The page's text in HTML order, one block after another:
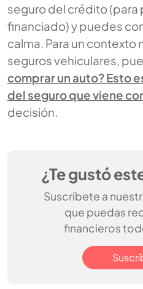
seguro del crédito (para
financiado) y puedes
calma. Para un contexto
seguros vehiculares,
comprar un auto? Esto
del seguro que viene
decisión.
¿Te gustó
Suscríbete a
que puedas
financieros